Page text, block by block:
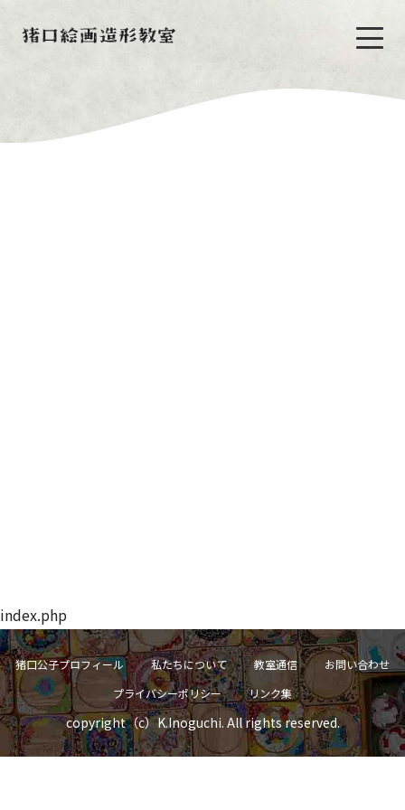
index.php
猪口公子プロフィール 私たちについて 教室通信
お問い合わせ
プライバシーポリシー
リンク集
copyright（c）K.Inoguchi. All rights reserved.